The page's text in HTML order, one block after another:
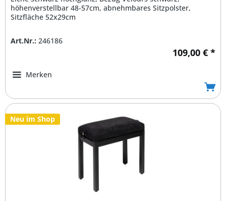
höhenverstellbar 48-57cm, abnehmbares Sitzpolster,
Sitzfläche 52x29cm
Art.Nr.: 246186
109,00 € *
Merken
Neu im Shop